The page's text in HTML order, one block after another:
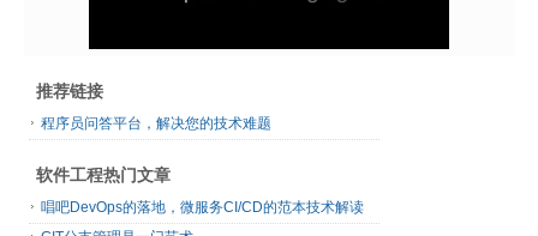
推荐链接
程序员问答平台，解决您的技术难题
软件工程热门文章
唱吧DevOps的落地，微服务CI/CD的范本技术解读